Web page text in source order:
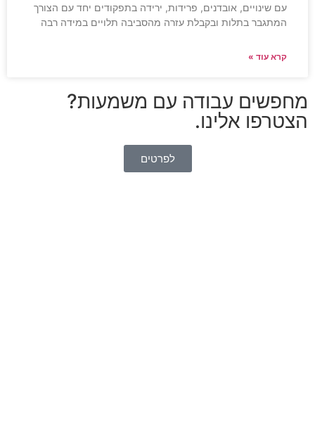
עם שינויים, אובדנים, פרידות, ירידה בתפקודים יחד עם הצורך
המתגבר בתלות ובקבלת עזרה מהסביבה תלויים במידה רבה
קרא עוד »
מחפשים עבודה עם משמעות?
הצטרפו אלינו.
לפרטים